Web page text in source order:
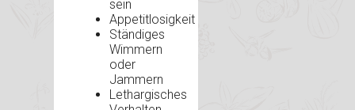
sein
Appetitlosigkeit
Ständiges
Wimmern
oder
Jammern
Lethargisches